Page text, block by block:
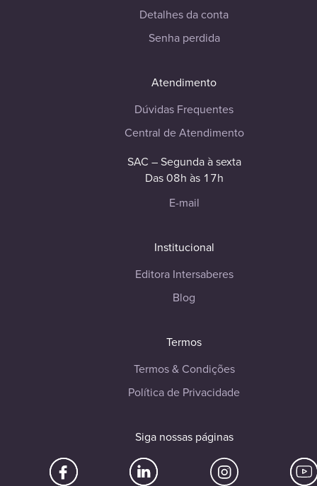
Detalhes da conta
Senha perdida
Atendimento
Dúvidas Frequentes
Central de Atendimento
SAC – Segunda à sexta
Das 08h às 17h
E-mail
Institucional
Editora Intersaberes
Blog
Termos
Termos & Condições
Política de Privacidade
Siga nossas páginas